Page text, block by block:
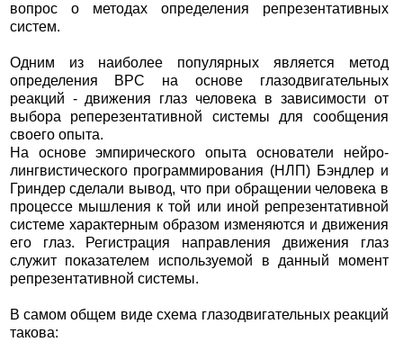
вопрос о методах определения репрезентативных
систем.
Одним из наиболее популярных является метод
определения ВРС на основе глазодвигательных
реакций - движения глаз человека в зависимости от
выбора реперезентативной системы для сообщения
своего опыта.
На основе эмпирического опыта основатели нейро-
лингвистического программирования (НЛП) Бэндлер и
Гриндер сделали вывод, что при обращении человека в
процессе мышления к той или иной репрезентативной
системе характерным образом изменяются и движения
его глаз. Регистрация направления движения глаз
служит показателем используемой в данный момент
репрезентативной системы.
В самом общем виде схема глазодвигательных реакций
такова: